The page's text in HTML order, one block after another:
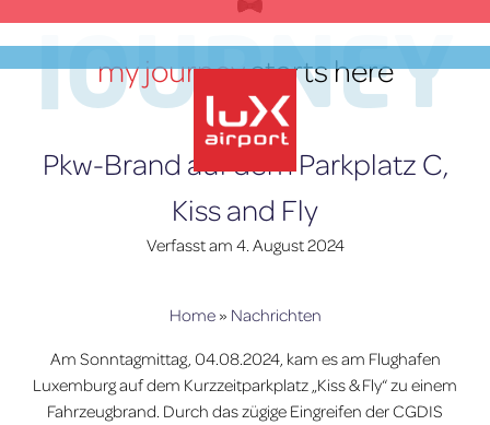
springen
lux-Airport
JOURNEY
my journeystarts here
Pkw-Brand auf dem Parkplatz C,
Kiss and Fly
Verfasst am 4. August 2024
Home» Nachrichten
Am Sonntagmittag, 04.08.2024, kam es am Flughafen
Luxemburg auf dem Kurzzeitparkplatz „Kiss & Fly“ zu einem
Fahrzeugbrand. Durch das zügige Eingreifen der CGDIS